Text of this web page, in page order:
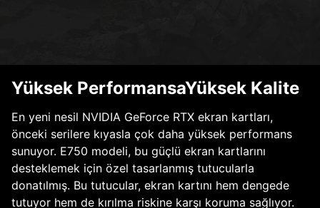
Yüksek PerformansaYüksek Kalite
En yeni nesil NVIDIA GeForce RTX ekran kartları,
önceki serilere kıyasla çok daha yüksek performans
sunuyor. E750 modeli, bu güçlü ekran kartlarını
desteklemek için özel tasarlanmış tutucularla
donatılmış. Bu tutucular, ekran kartını hem dengede
tutuyor hem de kırılma riskine karşı koruma sağlıyor.